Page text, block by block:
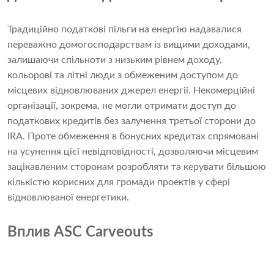
Традиційно податкові пільги на енергію надавалися
переважно домогосподарствам із вищими доходами,
залишаючи спільноти з низьким рівнем доходу,
кольорові та літні люди з обмеженим доступом до
місцевих відновлюваних джерел енергії. Некомерційні
організації, зокрема, не могли отримати доступ до
податкових кредитів без залучення третьої сторони до
IRA. Проте обмеження в бонусних кредитах спрямовані
на усунення цієї невідповідності, дозволяючи місцевим
зацікавленим сторонам розробляти та керувати більшою
кількістю корисних для громади проектів у сфері
відновлюваної енергетики.
Вплив ASC Carveouts